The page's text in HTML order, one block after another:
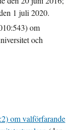
1 juli 2020.
om
och
om valförfarande